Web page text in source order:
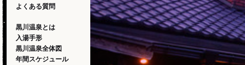
よくある質問
黒川温泉とは
入湯手形
黒川温泉全体図
年間スケジュール